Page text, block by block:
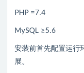
PHP =7.4
MySQL ≥5.6
安装前首先配置运行
展。